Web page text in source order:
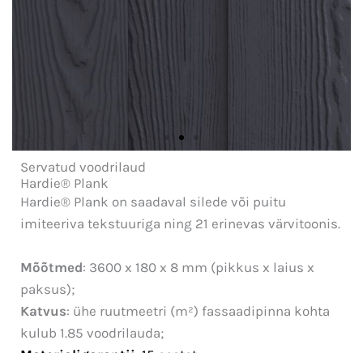
ülekattega paigaldus
Servatud voodrilaud
Hardie® Plank
Hardie® Plank on saadaval silede või puitu
imiteeriva tekstuuriga ning 21 erinevas värvitoonis.
Mõõtmed: 3600 x 180 x 8 mm (pikkus x laius x
paksus);
Katvus: ühe ruutmeetri (m²) fassaadipinna kohta
kulub 1.85 voodrilauda;